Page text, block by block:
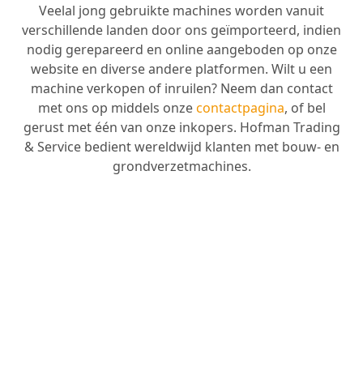
Veelal jong gebruikte machines worden vanuit
verschillende landen door ons geïmporteerd, indien
nodig gerepareerd en online aangeboden op onze
website en diverse andere platformen. Wilt u een
machine verkopen of inruilen? Neem dan contact
met ons op middels onzecontactpagina, of bel
gerust met één van onze inkopers. Hofman Trading
& Service bedient wereldwijd klanten met bouw- en
grondverzetmachines.